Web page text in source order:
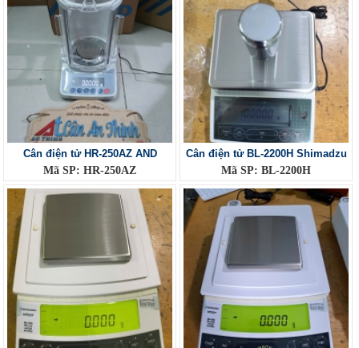
Cân điện tử HR-250AZ AND
Mã SP: HR-250AZ
Cân điện tử BL-2200H Shimadzu
Mã SP: BL-2200H